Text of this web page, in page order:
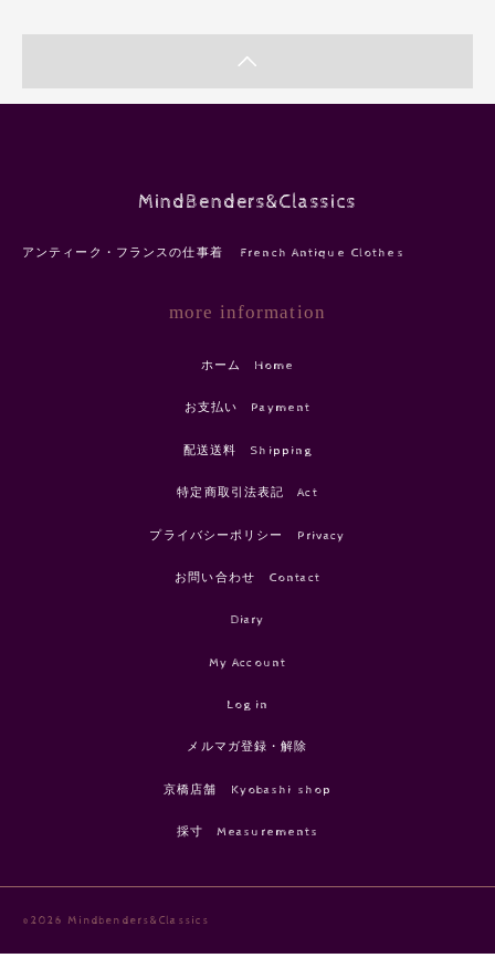
MindBenders&Classics
アンティーク・フランスの仕事着 French Antique Clothes
more information
ホーム Home
お支払い Payment
配送送料 Shipping
特定商取引法表記 Act
プライバシーポリシー Privacy
お問い合わせ Contact
Diary
My Account
Log in
メルマガ登録・解除
京橋店舗 Kyobashi shop
採寸 Measurements
©2026 Mindbenders&Classics